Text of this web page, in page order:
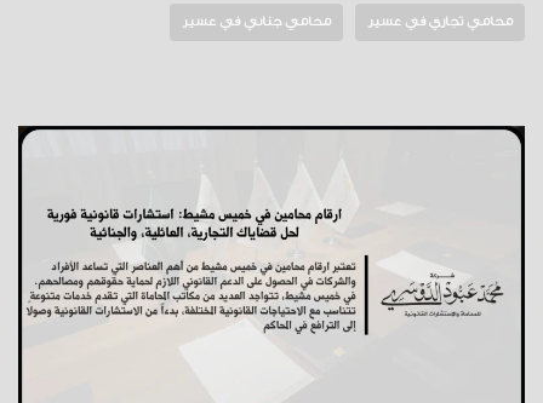
محامي تجاري في عسير محامي جنائي في عسير